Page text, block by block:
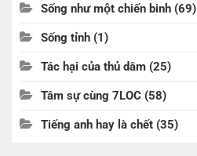
Sống như một chiến binh (69)
Sống tỉnh (1)
Tác hại của thủ dâm (25)
Tâm sự cùng 7LOC (58)
Tiếng anh hay là chết (35)